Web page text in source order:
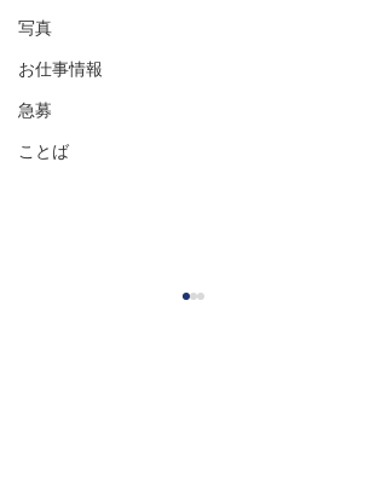
写真
お仕事情報
急募
ことば